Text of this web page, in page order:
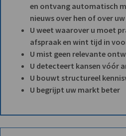
en ontvang automatisch
nieuws over hen of over
U weet waarover u moet
afspraak en wint tijd in
U mist geen relevante
U detecteert kansen vóór
U bouwt structureel
U begrijpt uw markt beter